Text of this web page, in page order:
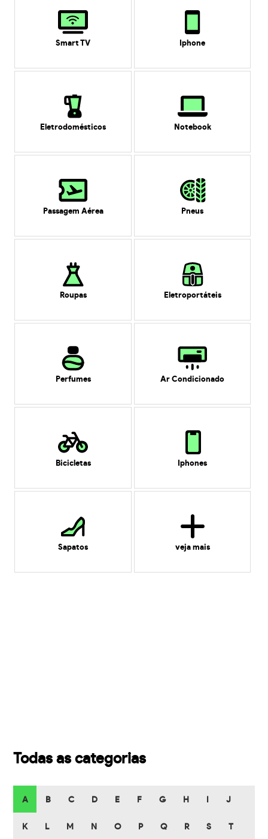
Smart TV Iphone
Eletrodomésticos Notebook
Passagem Aérea Pneus
Roupas Eletroportáteis
Perfumes Ar Condicionado
Bicicletas Iphones
Sapatos veja mais
Todas as categorias
A B C D E F G H J
K L M N O P Q R S T